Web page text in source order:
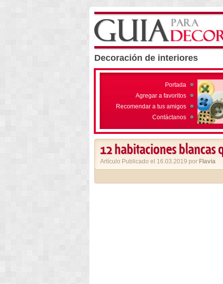
Decoración de interiores
Portada
Agregar a favoritos
Recomendar a tus amigos
Contáctanos
12 habitaciones blancas
Artículo Publicado el 16.03.2019 por Flavia